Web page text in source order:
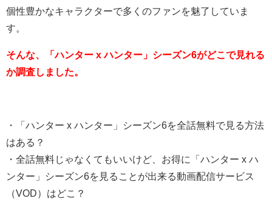
個性豊かなキャラクターで多くのファンを魅了していま
す。
そんな、「ハンター x ハンター」シーズン6がどこで見れる
か調査しました。
・「ハンター x ハンター」シーズン6を全話無料で見る方法
はある？
・全話無料じゃなくてもいいけど、お得に「ハンター x ハ
ンター」シーズン6を見ることが出来る動画配信サービス
（VOD）はどこ？